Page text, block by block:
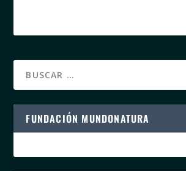
FUNDACIÓN MUNDONATURA